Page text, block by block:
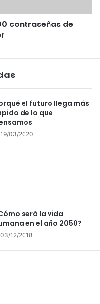
contraseñas de
el futuro llega más
de lo que
19/03/2020
será la vida
en el año 2050?
03/12/2018